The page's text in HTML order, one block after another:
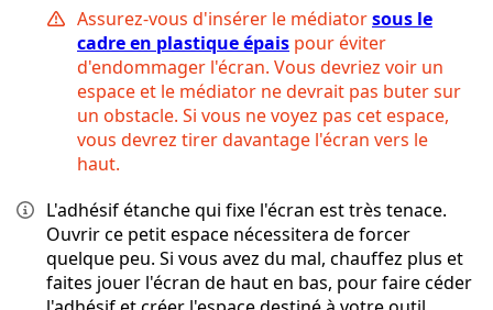
Assurez-vous d'insérer le médiatorsous le
cadre en plastique épais pour éviter
d'endommager l'écran. Vous devriez voir un
espace et le médiator ne devrait pas buter sur
un obstacle. Si vous ne voyez pas cet espace,
vous devrez tirer davantage l'écran vers le
haut.
L'adhésif étanche qui fixe l'écran est très tenace.
Ouvrir ce petit espace nécessitera de forcer
quelque peu. Si vous avez du mal, chauffez plus et
faites jouer l'écran de haut en bas, pour faire céder